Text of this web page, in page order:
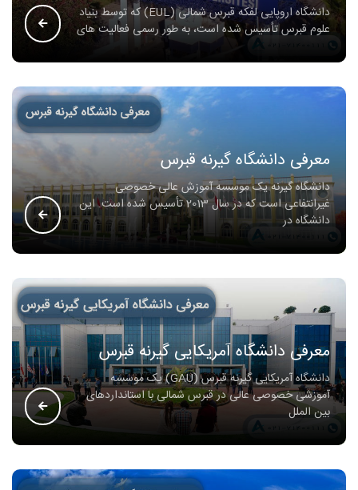
دانشگاه اروپایی لفکه قبرس شمالی (EUL) که توسط بنیاد
علوم قبرس تأسیس شده است، به طور رسمی فعالیت های
معرفی دانشگاه گیرنه قبرس
دانشگاه گیرنه یک موسسه آموزش عالی خصوصی
غیرانتفاعی است که در سال 2013 تأسیس شده است. این
دانشگاه در
معرفی دانشگاه آمریکایی گیرنه قبرس
دانشگاه آمریکایی گیرنه قبرس (GAU) یک موسسه
آموزشی خصوصی عالی در قبرس شمالی با استانداردهای
بین الملل